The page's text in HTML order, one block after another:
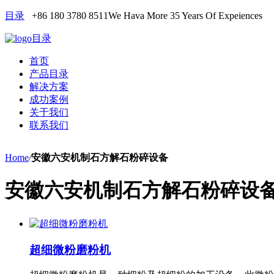
目录 +86 180 3780 8511We Hava More 35 Years Of Expeiences
目录
首页
产品目录
解决方案
成功案例
关于我们
联系我们
Home/安徽六安机制石方解石粉碎设备
安徽六安机制石方解石粉碎设
超细微粉磨粉机